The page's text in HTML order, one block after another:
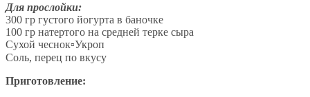
Для прослойки:
300 гр густого йогурта в баночке
100 гр натертого на средней терке сыра
Сухой чеснок▫Укроп
Соль, перец по вкусу⠀⠀
Приготовление: